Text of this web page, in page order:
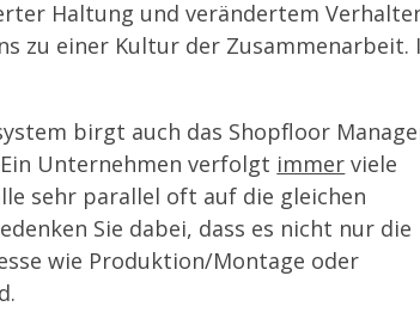
Haltung und verändertem
zu einer Kultur der Zusammenarbeit.
birgt auch das Shopfloor
Unternehmen verfolgt immer viele
sehr parallel oft auf die gleichen
Sie dabei, dass es nicht nur die
wie Produktion/Montage oder